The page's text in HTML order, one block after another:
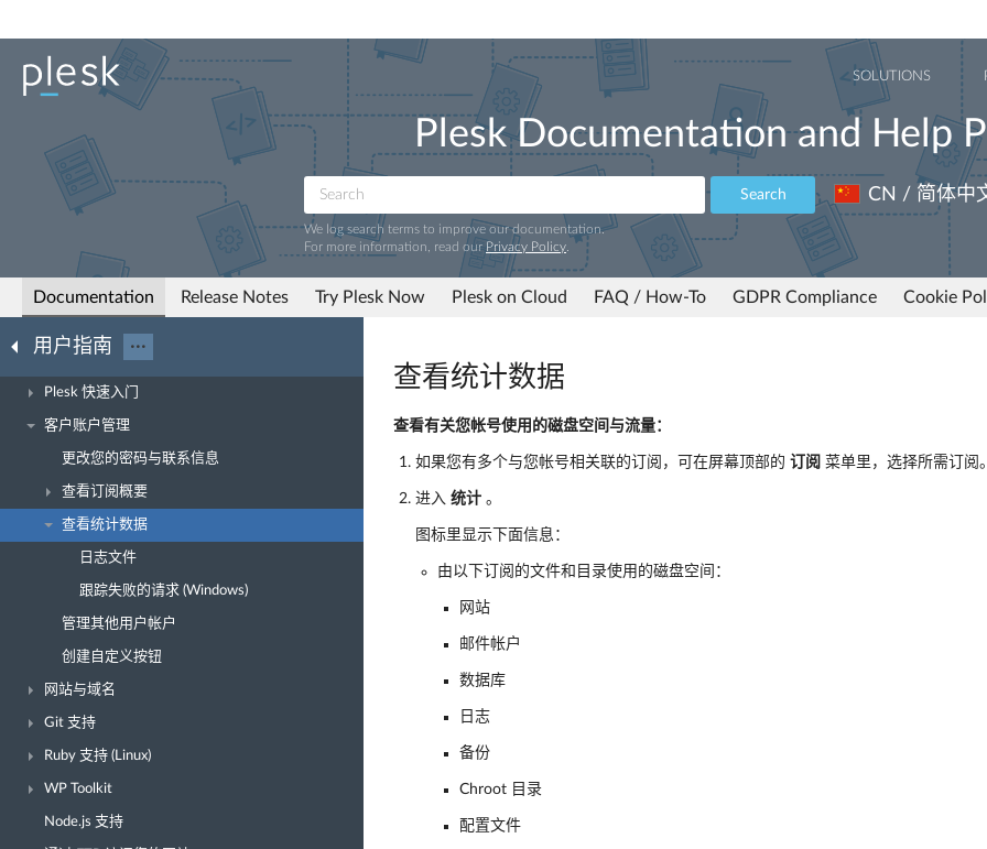
SOLUTIONS
Plesk Documentation and Help
Search
We log search terms to improve our documentation.
For more information, read our Privacy Policy
CN / 简体中
Documentation Release Notes Try Plesk Now Plesk on Cloud FAQ / How-To GDPR Compliance Cookie
用户指南 ···
Plesk 快速入门
客户账户管理
更改您的密码与联系信息
查看订阅概要
查看统计数据
日志文件
跟踪失败的请求 (Windows)
管理其他用户帐户
创建自定义按钮
网站与域名
Git 支持
Ruby 支持 (Linux)
WP Toolkit
Node.js 支持
查看统计数据
查看有关您帐号使用的磁盘空间与流量：
如果您有多个与您帐号相关联的订阅，可在屏幕顶部的 订阅 菜单里，选择所需订阅
进入 统计 。
图标里显示下面信息：
由以下订阅的文件和目录使用的磁盘空间：
网站
邮件帐户
数据库
日志
备份
Chroot 目录
配置文件